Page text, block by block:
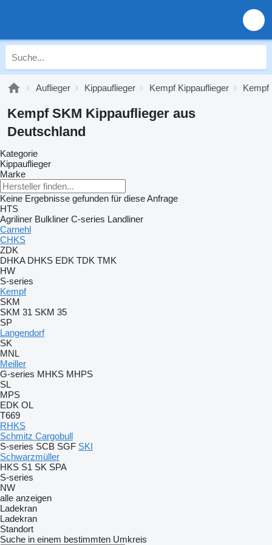
Auflieger Kippauflieger Kempf Kippauflieger Kempf
Kempf SKM Kippauflieger aus
Deutschland
Kategorie
Kippauflieger
Marke
Keine Ergebnisse gefunden für diese Anfrage
HTS
Agriliner Bulkliner C-series Landliner
Carnehl
CHKS
ZDK
DHKA DHKS EDK TDK TMK
HW
S-series
Kempf
SKM
SKM 31 SKM 35
SP
Langendorf
SK
MNL
Meiller
G-series MHKS MHPS
SL
MPS
EDK OL
T669
RHKS
Schmitz Cargobull
S-series SCB SGF SKI
Schwarzmüller
HKS S1 SK SPA
S-series
NW
alle anzeigen
Ladekran
Ladekran
Standort
Suche in einem bestimmten Umkreis